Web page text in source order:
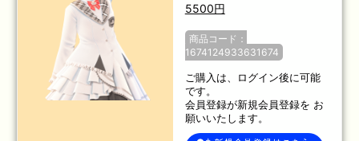
5500円
商品コード：
1674124933631674
ご購入は、ログイン後に可能
です。
会員登録が新規会員登録を お
願いいたします。